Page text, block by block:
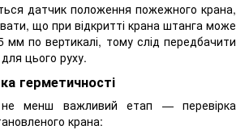
датчик положення пожежного крана,
що при відкритті крана штанга може
мм по вертикалі, тому слід передбачити
цього руху.
герметичності
не менш важливий етап — перевірка
крана: